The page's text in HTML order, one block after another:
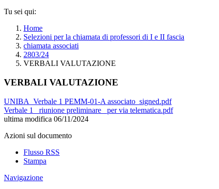
Tu sei qui:
Home
Selezioni per la chiamata di professori di I e II fascia
chiamata associati
2803/24
VERBALI VALUTAZIONE
VERBALI VALUTAZIONE
UNIBA_Verbale 1 PEMM-01-A associato_signed.pdf
Verbale 1 _riunione preliminare_ per via telematica.pdf
ultima modifica 06/11/2024
Azioni sul documento
Flusso RSS
Stampa
Navigazione